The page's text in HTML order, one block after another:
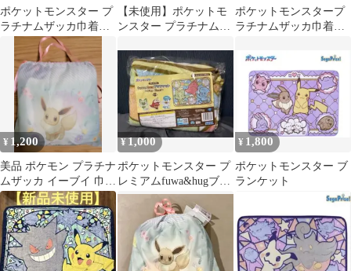
ポケットモンスター プ
ラチナムザッカ巾着付
ブランケットVer.1.5 イ
ーブイ
【未使用】ポケットモ
ンスター プラチナムザ
ケット 〜おやすみ〜
ポケットモンスタープ
ラチナムザッカ巾着付
ーブイ
¥ 1,200
美品 ポケモン プラチナ
ムザッカ イーブイ 巾着
袋付きブランケット プ
ライズ
¥1,000
ポケットモンスター プ
レミアムfuwa&hugブラ
ンケット
¥ 1,800
ポケットモンスター ブ
ランケット